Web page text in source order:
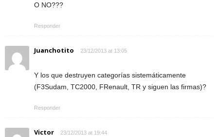
O NO???
Responder
Juanchotito 23/12/2013 at 13:05
Y los que destruyen categorías sistemáticamente
(F3Sudam, TC2000, FRenault, TR y siguen las firmas)?
Responder
Victor 23/12/2013 at 19:44